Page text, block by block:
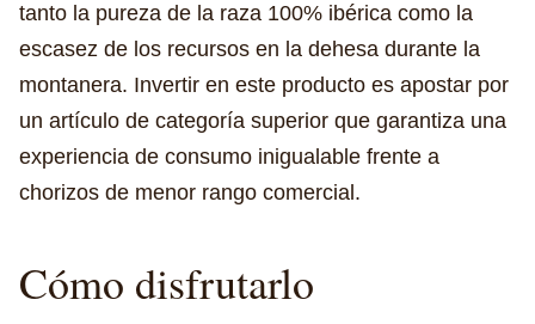
tanto la pureza de la raza 100% ibérica como la
escasez de los recursos en la dehesa durante la
montanera. Invertir en este producto es apostar por
un artículo de categoría superior que garantiza una
experiencia de consumo inigualable frente a
chorizos de menor rango comercial.
Cómo disfrutarlo